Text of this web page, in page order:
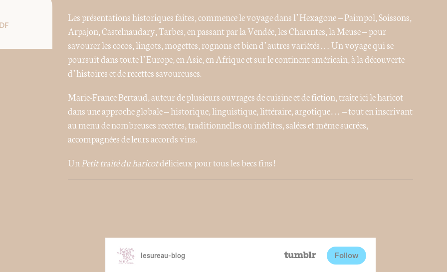
Les présentations historiques faites, commence le voyage dans l’Hexagone – Paimpol, Soissons,
Arpajon, Castelnaudary, Tarbes, en passant par la Vendée, les Charentes, la Meuse – pour
savourer les cocos, lingots, mogettes, rognons et bien d’autres variétés… Un voyage qui se
poursuit dans toute l’Europe, en Asie, en Afrique et sur le continent américain, à la découverte
d’histoires et de recettes savoureuses.
Marie-France Bertaud, auteur de plusieurs ouvrages de cuisine et de fiction, traite ici le haricot
dans une approche globale – historique, linguistique, littéraire, argotique… – tout en inscrivant
au menu de nombreuses recettes, traditionnelles ou inédites, salées et même sucrées,
accompagnées de leurs accords vins.
Un Petit traité du haricotdélicieux pour tous les becs fins !